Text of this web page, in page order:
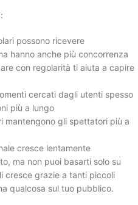
possono ricevere
hanno anche più concorrenza
con regolarità ti aiuta a capire
cercati dagli utenti spesso
più a lungo
mantengono gli spettatori più a
cresce lentamente
ma non puoi basarti solo su
cresce grazie a tanti piccoli
qualcosa sul tuo pubblico.